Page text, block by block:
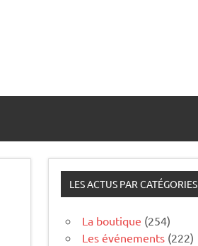
LES ACTUS PAR CATÉGORIES
La boutique (254)
Les événements (222)